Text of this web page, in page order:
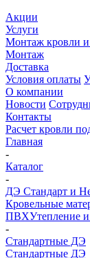
Акции
Услуги
Монтаж кровли и
Монтаж
Доставка
Условия оплаты
О компании
Новости
Контакты
Расчет кровли
Главная
-
Каталог
-
ДЭ Стандарт и
Кровельные
ПВХУтепление
-
Стандартные ДЭ
Стандартные ДЭ